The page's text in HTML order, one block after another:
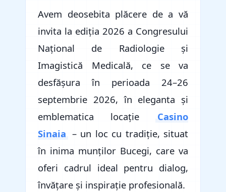
Avem deosebita plăcere de a vă
invita la ediția 2026 a Congresului
Național de Radiologie și
Imagistică Medicală, ce se va
desfășura în perioada 24–26
septembrie 2026, în eleganta și
emblematica locație
Casino
Sinaia – un loc cu tradiție, situat
în inima munților Bucegi, care va
oferi cadrul ideal pentru dialog,
învățare și inspirație profesională.